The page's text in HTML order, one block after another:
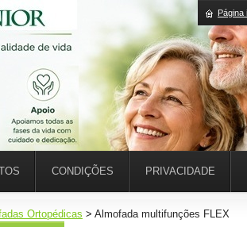
Ortopédicas > Almofada multifunções FLEX
CONDIÇÕES PRIVACIDADE
Página